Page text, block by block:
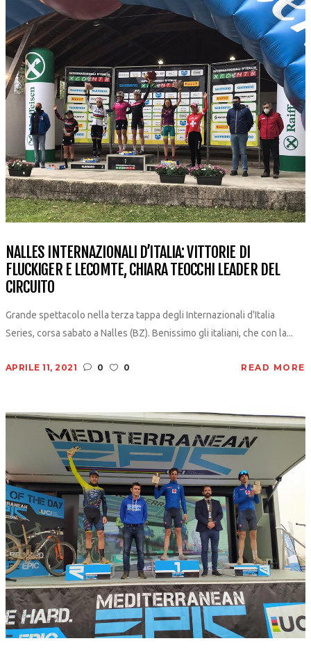
NALLES INTERNAZIONALI D’ITALIA: VITTORIE DI
FLUCKIGER E LECOMTE, CHIARA TEOCCHI LEADER DEL
CIRCUITO
Grande spettacolo nella terza tappa degli Internazionali d'Italia
Series, corsa sabato a Nalles (BZ). Benissimo gli italiani, che con la...
APRILE 11, 2021 0 0 READ MORE